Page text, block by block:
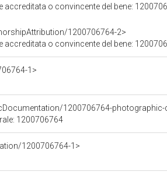
o convincente del bene:
1200706764-2>
o convincente del bene:
1>
1200706764-photographic-
1200706764
1200706764-1>